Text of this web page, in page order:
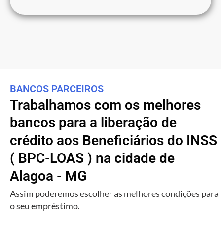
BANCOS PARCEIROS
Trabalhamos com os melhores
bancos para a liberação de
crédito aos Beneficiários do INSS
( BPC-LOAS ) na cidade de
Alagoa - MG
Assim poderemos escolher as melhores condições para
o seu empréstimo.